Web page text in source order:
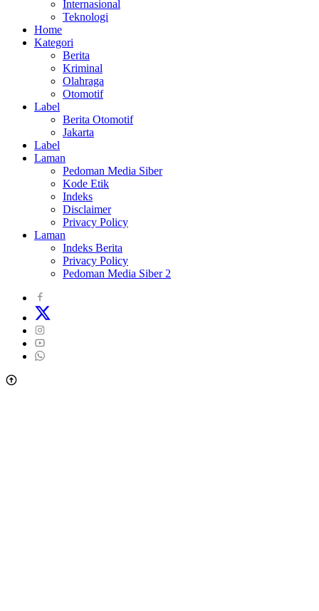
Internasional
Teknologi
Home
Kategori
Berita
Kriminal
Olahraga
Otomotif
Label
Berita Otomotif
Jakarta
Label
Laman
Pedoman Media Siber
Kode Etik
Indeks
Disclaimer
Privacy Policy
Laman
Indeks Berita
Privacy Policy
Pedoman Media Siber 2